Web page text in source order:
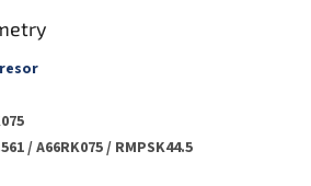
/ A66RK075 / RMPSK44.5